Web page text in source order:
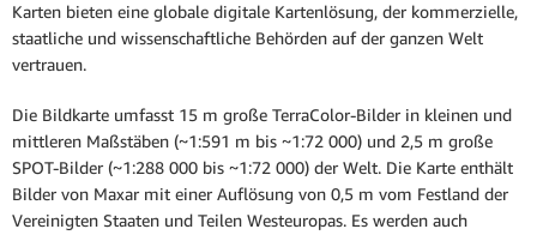
Karten bieten eine globale digitale Kartenlösung, der kommerzielle,
staatliche und wissenschaftliche Behörden auf der ganzen Welt
vertrauen.
Die Bildkarte umfasst 15 m große TerraColor-Bilder in kleinen und
mittleren Maßstäben (~1:591 m bis ~1:72 000) und 2,5 m große
SPOT-Bilder (~1:288 000 bis ~1:72 000) der Welt. Die Karte enthält
Bilder von Maxar mit einer Auflösung von 0,5 m vom Festland der
Vereinigten Staaten und Teilen Westeuropas. Es werden auch